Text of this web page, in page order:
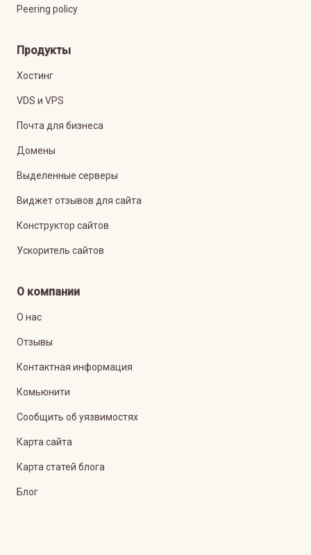
Peering policy
Продукты
Хостинг
VDS и VPS
Почта для бизнеса
Домены
Выделенные серверы
Виджет отзывов для сайта
Конструктор сайтов
Ускоритель сайтов
О компании
О нас
Отзывы
Контактная информация
Комьюнити
Сообщить об уязвимостях
Карта сайта
Карта статей блога
Блог